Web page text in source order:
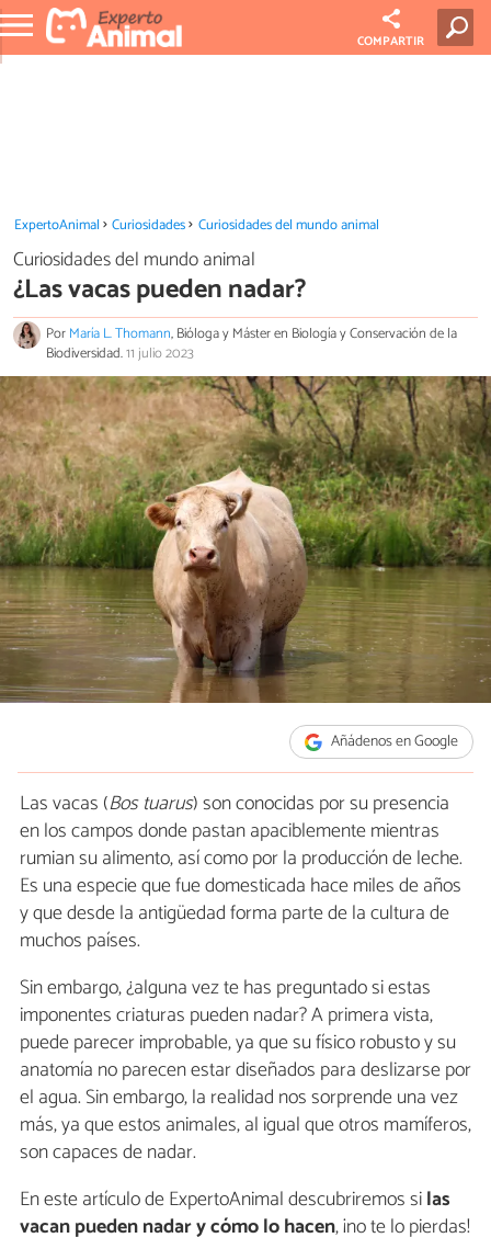
COMPARTIR
ExpertoAnimal Curiosidades Curiosidades del mundo animal
Curiosidades del mundo animal
¿Las vacas pueden nadar?
PorMaría L. Thomann, Bióloga y Máster en Biología y Conservación de la
Biodiversidad.11 julio 2023
Añádenos en Google
Las vacas (Bos tuarus) son conocidas por su presencia
en los campos donde pastan apaciblemente mientras
rumian su alimento, así como por la producción de leche.
Es una especie que fue domesticada hace miles de años
y que desde la antigüedad forma parte de la cultura de
muchos países.
Sin embargo, ¿alguna vez te has preguntado si estas
imponentes criaturas pueden nadar? A primera vista,
puede parecer improbable, ya que su físico robusto y su
anatomía no parecen estar diseñados para deslizarse por
el agua. Sin embargo, la realidad nos sorprende una vez
más, ya que estos animales, al igual que otros mamíferos,
son capaces de nadar.
En este artículo de ExpertoAnimal descubriremos silas
vacan pueden nadar y cómo lo hacen, ¡no te lo pierdas!